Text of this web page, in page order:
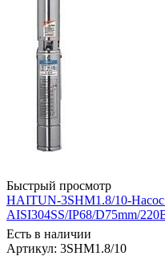
Быстрый просмотр
HAITUN-3SHM1.8/10-
AISI304SS/IP68/D75mm/
Есть в наличии
Артикул: 3SHM1.8/10